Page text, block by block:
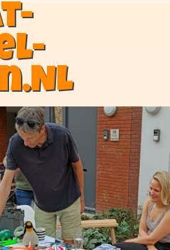
-15:30
(Deltastraat en Donkstraat)